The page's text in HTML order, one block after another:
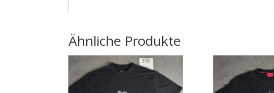
Ähnliche Produkte